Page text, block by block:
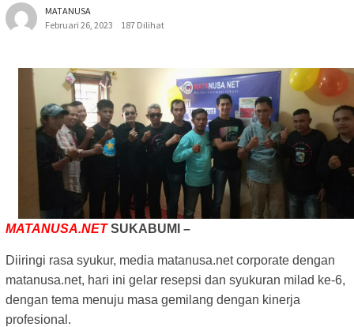
MATANUSA
Februari 26, 2023
187 Dilihat
MATANUSA.NETSUKABUMI –
Diiringi rasa syukur, media matanusa.net corporate dengan
matanusa.net, hari ini gelar resepsi dan syukuran milad ke-6,
dengan tema menuju masa gemilang dengan kinerja
profesional.